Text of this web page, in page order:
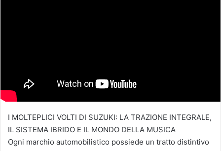
I MOLTEPLICI VOLTI DI SUZUKI: LA TRAZIONE INTEGRALE,
IL SISTEMA IBRIDO E IL MONDO DELLA MUSICA
Ogni marchio automobilistico possiede un tratto distintivo